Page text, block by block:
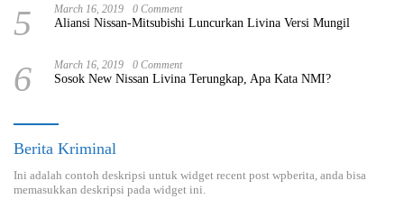
5 March 16, 2019 0 Comment
Aliansi Nissan-Mitsubishi Luncurkan Livina Versi Mungil
6 March 16, 2019 0 Comment
Sosok New Nissan Livina Terungkap, Apa Kata NMI?
Berita Kriminal
Ini adalah contoh deskripsi untuk widget recent post wpberita, anda bisa
memasukkan deskripsi pada widget ini.